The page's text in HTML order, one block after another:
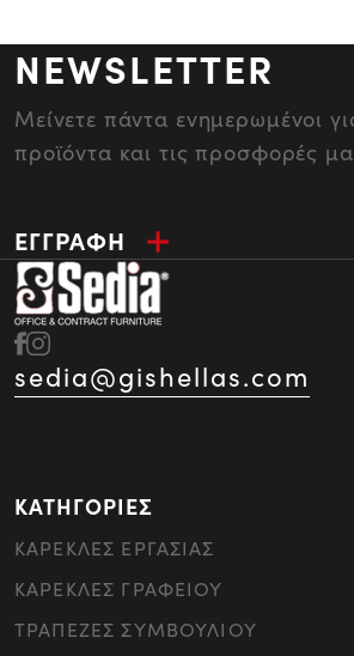
NEWSLETTER
Μείνετε πάντα ενημερωμένοι
προϊόντα και τις προσφορές
ΕΓΓΡΑΦΗ
sedia@gishellas.com
ΚΑΤΗΓΟΡΙΕΣ
ΚΑΡΕΚΛΕΣ ΕΡΓΑΣΙΑΣ
ΚΑΡΕΚΛΕΣ ΓΡΑΦΕΙΟΥ
ΤΡΑΠΕΖΕΣ ΣΥΜΒΟΥΛΙΟΥ